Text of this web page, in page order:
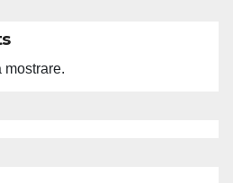
mostrare.